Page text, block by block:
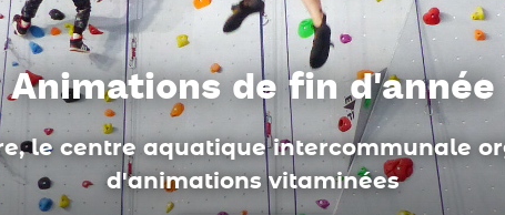
Du côté des médiathèques
conférence : les animations de
les médiathèques intercommunales...